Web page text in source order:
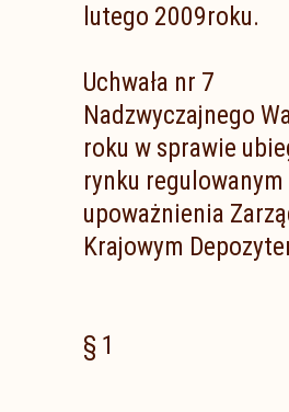
lutego 2009roku.
Uchwała nr 7
Nadzwyczajnego
roku w sprawie
rynku
upoważnienia
Krajowym
§ 1